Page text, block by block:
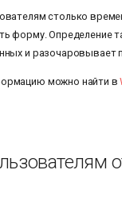
столько
форму. Определение
и разочаровывает
можно найти в